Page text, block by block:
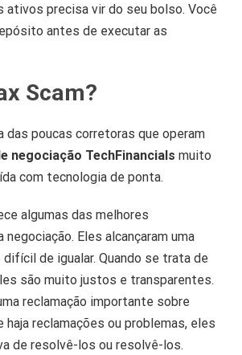
ativos precisa vir do seu bolso. Você
antes de executar as
Scam?
das poucas corretoras que operam
negociação TechFinancials muito
com tecnologia de ponta.
algumas das melhores
negociação. Eles alcançaram uma
de igualar. Quando se trata de
são muito justos e transparentes.
reclamação importante sobre
haja reclamações ou problemas, eles
de resolvê-los ou resolvê-los.